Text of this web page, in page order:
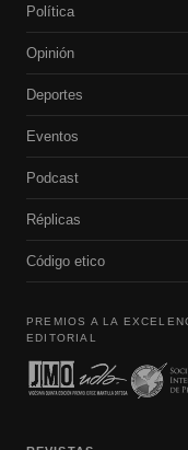
Política
Opinión
Deportes
Eventos
Podcast
Réplicas
Código etico
PREMIOS A LA
EDITORIAL